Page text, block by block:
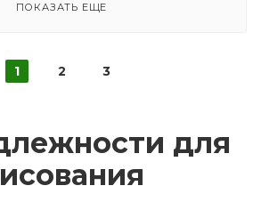
ПОКАЗАТЬ ЕЩЕ
1 2 3
для